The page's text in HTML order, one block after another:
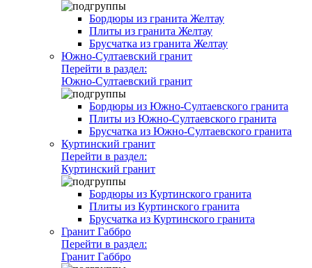
Бордюры из гранита Желтау
Плиты из гранита Желтау
Брусчатка из гранита Желтау
Южно-Султаевский гранит
Перейти в раздел:
Южно-Султаевский гранит
Бордюры из Южно-Султаевского гранита
Плиты из Южно-Султаевского гранита
Брусчатка из Южно-Султаевского гранита
Куртинский гранит
Перейти в раздел:
Куртинский гранит
Бордюры из Куртинского гранита
Плиты из Куртинского гранита
Брусчатка из Куртинского гранита
Гранит Габбро
Перейти в раздел:
Гранит Габбро